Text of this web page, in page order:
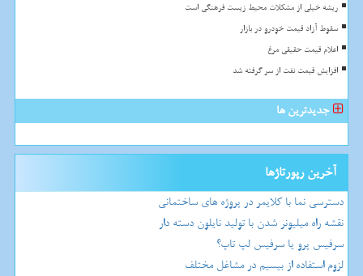
ریشه خیلی از مشکلات محیط زیست فرهنگی است
سقوط آزاد قیمت خودرو در بازار
اعلام قیمت حقیقی مرغ
افزایش قیمت نفت از سر گرفته شد
جدیدترین ها
آخرین رپورتاژها
دسترسی نما با کلایمر در پروژه های ساختمانی
نقشه راه میلیونر شدن با تولید نایلون دسته دار
سرفیس پرو یا سرفیس لپ تاپ؟
لزوم استفاده از بیسیم در مشاغل مختلف